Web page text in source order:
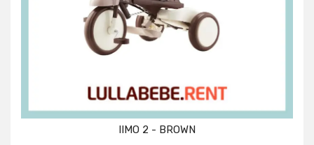
IIMO 2 - BROWN